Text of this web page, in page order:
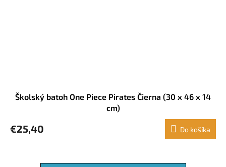
Školský batoh One Piece Pirates Čierna (30 x 46 x 14
cm)
€25,40 Do košíka